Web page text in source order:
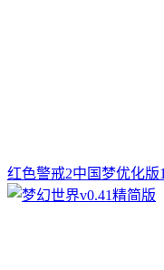
红色警戒2中国梦优化版